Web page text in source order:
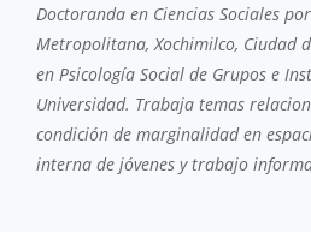
Doctoranda en Ciencias Sociales
Metropolitana, Xochimilco, Ciudad
en Psicología Social de Grupos e
Universidad. Trabaja temas
condición de marginalidad en
interna de jóvenes y trabajo